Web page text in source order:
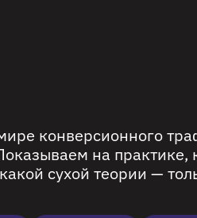
конверсионного
на
сухой теории —